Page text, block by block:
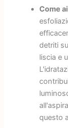
Come
detriti
liscia e
questo